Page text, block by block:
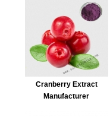
Cranberry Extract
Manufacturer